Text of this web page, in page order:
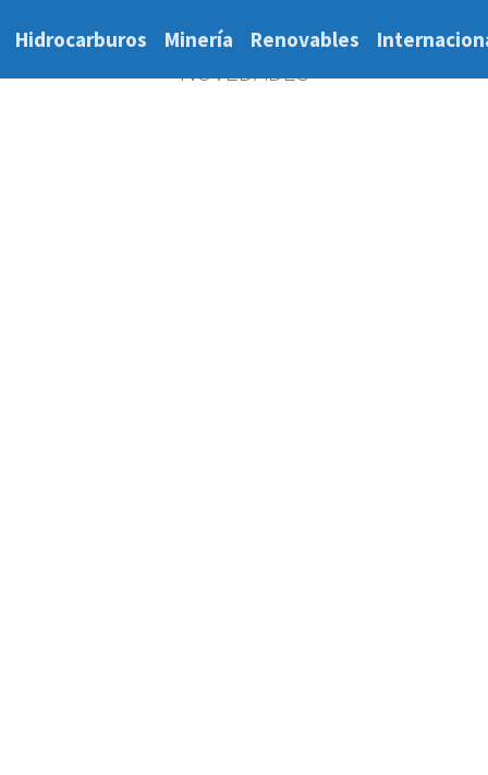
Hidrocarburos Minería Renovables
NOVEDADES